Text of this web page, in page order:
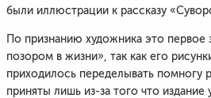
были иллюстрации к рассказу
По признанию художника это
позором в жизни», так как его
приходилось переделывать помногу
приняты лишь из-за того что